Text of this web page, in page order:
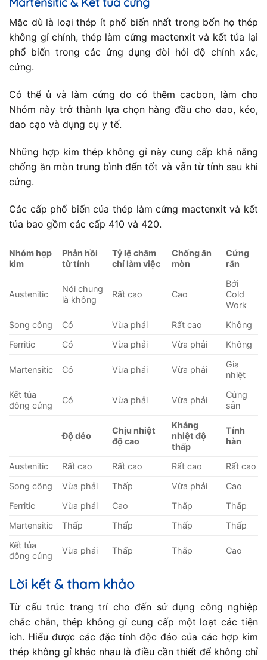
Mặc dù là loại thép ít phổ biến nhất trong bốn họ thép
không gỉ chính, thép làm cứng mactenxit và kết tủa lại
phổ biến trong các ứng dụng đòi hỏi độ chính xác,
cứng.
Có thể ủ và làm cứng do có thêm cacbon, làm cho
Nhóm này trở thành lựa chọn hàng đầu cho dao, kéo,
dao cạo và dụng cụ y tế.
Những hợp kim thép không gỉ này cung cấp khả năng
chống ăn mòn trung bình đến tốt và vẫn từ tính sau khi
cứng.
Các cấp phổ biến của thép làm cứng mactenxit và kết
tủa bao gồm các cấp 410 và 420.
Nhóm hợp
kim
Phản hồi
từ tính
Tỷ lệ chăm
chỉ làm việc
Chống ăn
mòn
Cứng
rắn
Austenitic
Nói chung
là không
Rất cao Cao
Bởi
Cold
Work
Song công
Có Vừa phải Rất cao
Không
Ferritic
Có Vừa phải Vừa phải Không
Martensitic Có Vừa phải Vừa phải
Gia
nhiệt
Kết tủa
đông cứng
Có Vừa phải Vừa phải
Cứng
sẵn
Độ dẻo
Chịu nhiệt
độ cao
Kháng
nhiệt độ
thấp
Tính
hàn
Austenitic Rất cao Rất cao Rất cao
Rất cao
Song công
Vừa phải Thấp Vừa phải
Cao
Ferritic
Vừa phải Cao Thấp
Thấp
Martensitic
Thấp Thấp Thấp
Thấp
Kết tủa
đông cứng
Vừa phải Thấp Thấp Cao
Lời kết & tham khảo
Từ cấu trúc trang trí cho đến sử dụng công nghiệp
chắc chắn, thép không gỉ cung cấp một loạt các tiện
ích. Hiểu được các đặc tính độc đáo của các hợp kim
thép không gỉ khác nhau là điều cần thiết để không chỉ